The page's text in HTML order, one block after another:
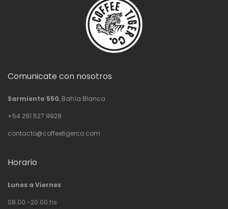
Comunicate con nosotros
Sarmiento 550, Bahía Blanca.
+54 291 527 9928
contacto@coffeetigerco.com
Horario
Lunes a Viernes
08.00 -20.00 hs